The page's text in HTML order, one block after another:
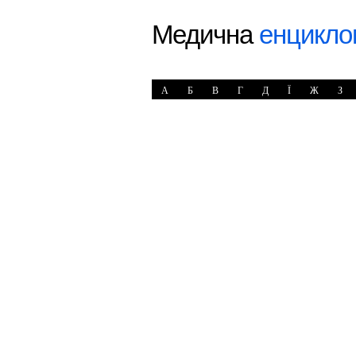
Медична
А Б В Г Д Ї Ж З